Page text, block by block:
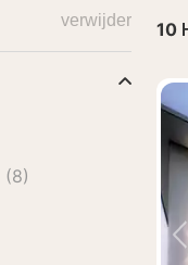
10
verwijder
(8)